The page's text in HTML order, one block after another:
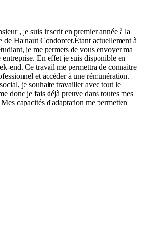
, je suis inscrit en premier année à la
de Hainaut Condorcet.Étant actuellement à
je me permets de vous envoyer ma
entreprise. En effet je suis disponible en
end. Ce travail me permettra de connaitre
et accéder à une rémunération.
je souhaite travailler avec tout le
donc je fais déjà preuve dans toutes mes
capacités d'adaptation me permetten